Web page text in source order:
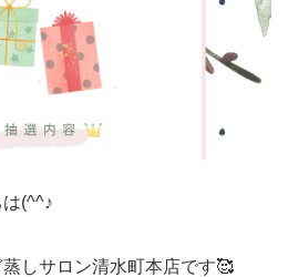
(^^♪
しサロン清水町本店です🥰